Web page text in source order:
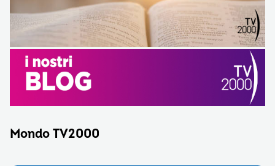
Mondo TV2000